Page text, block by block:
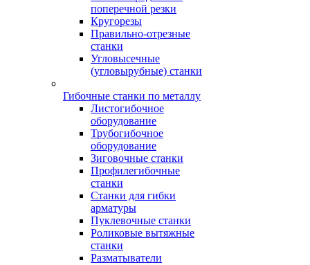
поперечной резки
Кругорезы
Правильно-отрезные
станки
Угловысечные
(угловырубные) станки
Гибочные станки по металлу
Листогибочное
оборудование
Трубогибочное
оборудование
Зиговочные станки
Профилегибочные
станки
Станки для гибки
арматуры
Пуклевочные станки
Роликовые вытяжные
станки
Разматыватели